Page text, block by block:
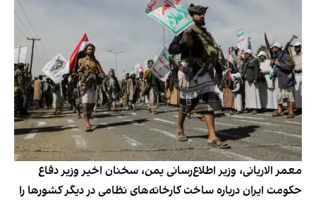
معمر الاریانی، وزیر اطلاع‌رسانی یمن، سخنان اخیر وزیر دفاع
حکومت ایران درباره ساخت کارخانه‌های نظامی در دیگر کشورها را